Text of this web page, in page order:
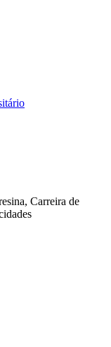
Carreira de